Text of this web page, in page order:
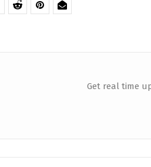
Get real time